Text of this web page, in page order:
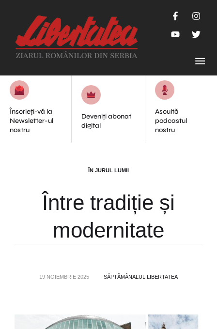
Înscrieți-vă la
Newsletter-ul
nostru
Deveniți abonat
digital
Ascultă
podcastul
nostru
ÎN JURUL LUMII
Între tradiție și
modernitate
19 NOIEMBRIE 2025 SĂPTĂMÂNALUL LIBERTATEA